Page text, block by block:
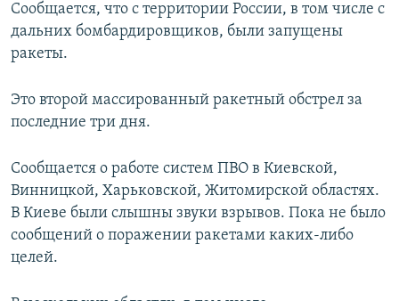
Сообщается, что с территории России, в том числе с
дальних бомбардировщиков, были запущены
ракеты.
Это второй массированный ракетный обстрел за
последние три дня.
Сообщается о работе систем ПВО в Киевской,
Винницкой, Харьковской, Житомирской областях.
В Киеве были слышны звуки взрывов. Пока не было
сообщений о поражении ракетами каких-либо
целей.